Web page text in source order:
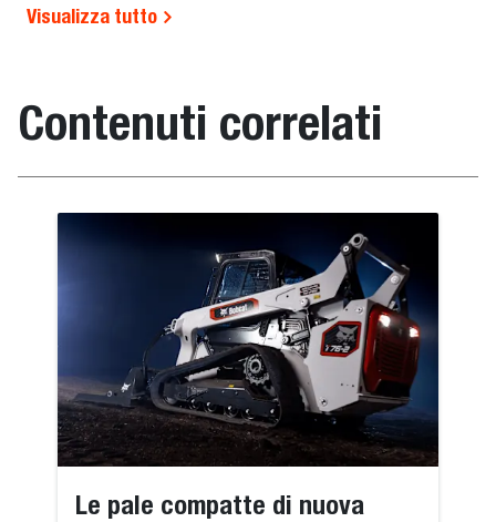
Visualizza tutto
Contenuti correlati
Le pale compatte di nuova